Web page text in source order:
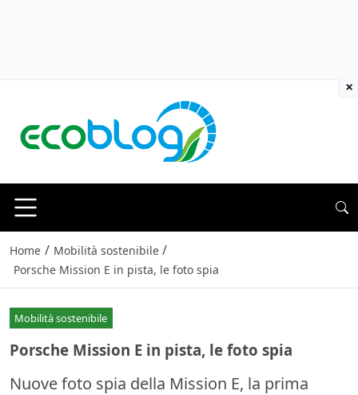
Home / Mobilità sostenibile /
Porsche Mission E in pista, le foto spia
Mobilità sostenibile
Porsche Mission E in pista, le foto spia
Nuove foto spia della Mission E, la prima
×